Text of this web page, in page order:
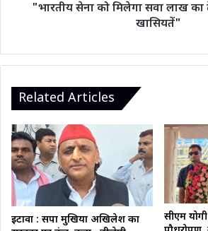
"भारतीय सेना को मिलेगा सवा लाख
खासियतें"
Related Articles
इटावा : सपा मुखिया अखिलेश का
सीएम